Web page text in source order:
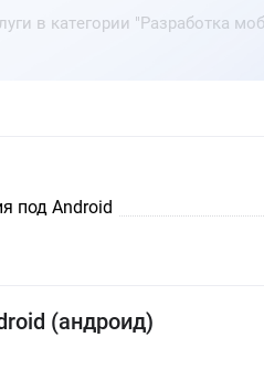
в категории "Разработка
под Android
(андроид)